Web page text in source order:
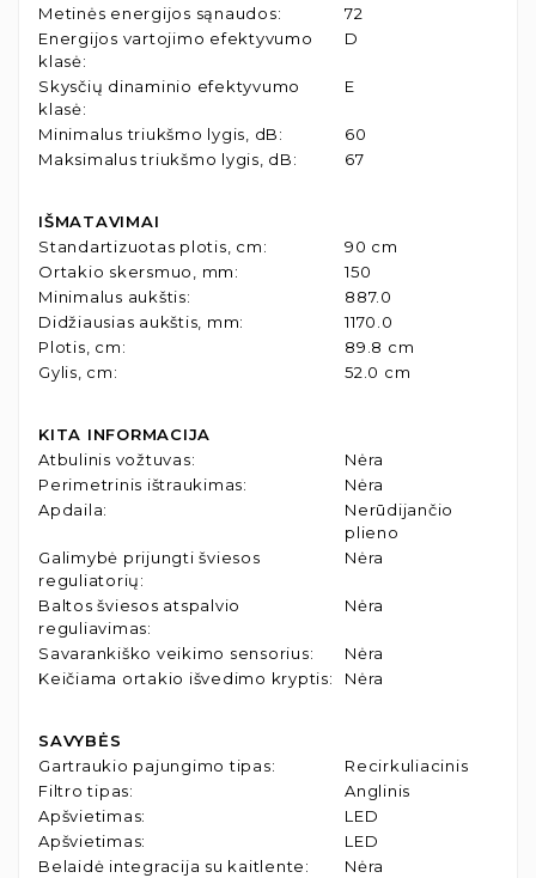
Metinės energijos sąnaudos:
72
Energijos vartojimo efektyvumo
klasė:
D
Skysčių dinaminio efektyvumo
klasė:
E
Minimalus triukšmo lygis, dB:
60
Maksimalus triukšmo lygis, dB: 67
IŠMATAVIMAI
Standartizuotas plotis, cm:
90 cm
Ortakio skersmuo, mm:
150
Minimalus aukštis:
887.0
Didžiausias aukštis, mm:
1170.0
Plotis, cm:
89.8 cm
Gylis, cm: 52.0 cm
KITA INFORMACIJA
Atbulinis vožtuvas:
Nėra
Perimetrinis ištraukimas:
Nėra
Apdaila:
Nerūdijančio
plieno
Galimybė prijungti šviesos
reguliatorių:
Nėra
Baltos šviesos atspalvio
reguliavimas:
Nėra
Savarankiško veikimo sensorius:
Nėra
Keičiama ortakio išvedimo kryptis: Nėra
SAVYBĖS
Gartraukio pajungimo tipas:
Recirkuliacinis
Filtro tipas:
Anglinis
Apšvietimas:
LED
Apšvietimas:
LED
Belaidė integracija su kaitlente:
Nėra